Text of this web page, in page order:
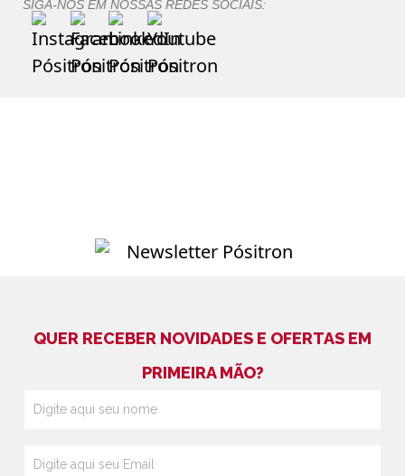
SIGA-NOS EM NOSSAS REDES SOCIAIS:
QUER RECEBER NOVIDADES E OFERTAS EM
PRIMEIRA MÃO?